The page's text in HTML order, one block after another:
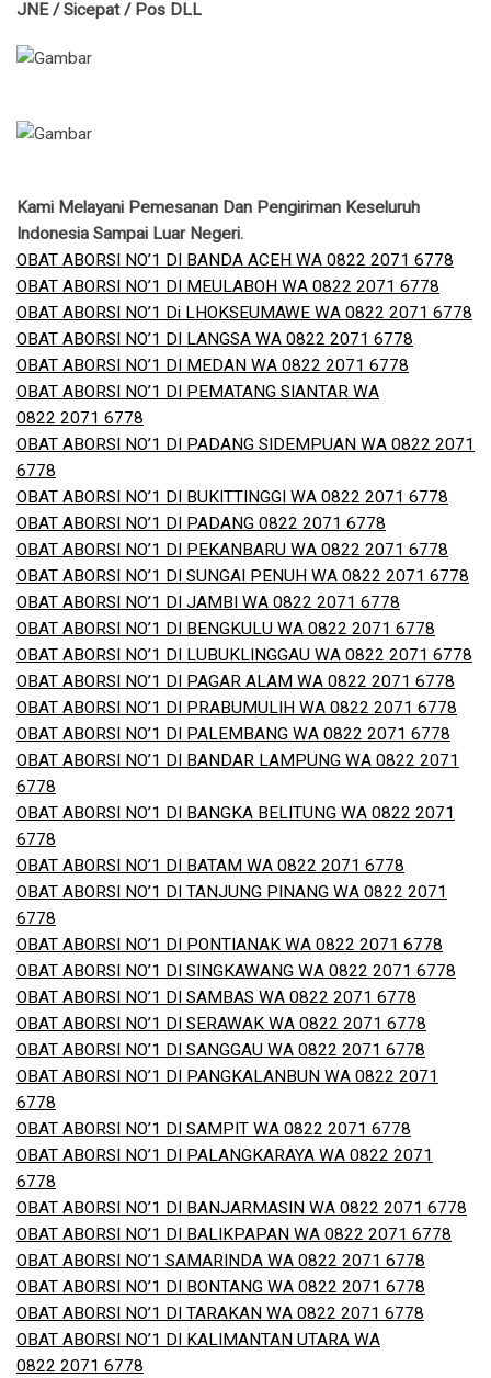
JNE / Sicepat / Pos DLL
Kami Melayani Pemesanan Dan Pengiriman Keseluruh
Indonesia Sampai Luar Negeri.
OBAT ABORSI NO’1 DI BANDA ACEH WA 0822 2071 6778
OBAT ABORSI NO’1 DI MEULABOH WA 0822 2071 6778
OBAT ABORSI NO’1 Di LHOKSEUMAWE WA 0822 2071 6778
OBAT ABORSI NO’1 DI LANGSA WA 0822 2071 6778
OBAT ABORSI NO’1 DI MEDAN WA 0822 2071 6778
OBAT ABORSI NO’1 DI PEMATANG SIANTAR WA
0822 2071 6778
OBAT ABORSI NO’1 DI PADANG SIDEMPUAN WA 0822 2071
6778
OBAT ABORSI NO’1 DI BUKITTINGGI WA 0822 2071 6778
OBAT ABORSI NO’1 DI PADANG 0822 2071 6778
OBAT ABORSI NO’1 DI PEKANBARU WA 0822 2071 6778
OBAT ABORSI NO’1 DI SUNGAI PENUH WA 0822 2071 6778
OBAT ABORSI NO’1 DI JAMBI WA 0822 2071 6778
OBAT ABORSI NO’1 DI BENGKULU WA 0822 2071 6778
OBAT ABORSI NO’1 DI LUBUKLINGGAU WA 0822 2071 6778
OBAT ABORSI NO’1 DI PAGAR ALAM WA 0822 2071 6778
OBAT ABORSI NO’1 DI PRABUMULIH WA 0822 2071 6778
OBAT ABORSI NO’1 DI PALEMBANG WA 0822 2071 6778
OBAT ABORSI NO’1 DI BANDAR LAMPUNG WA 0822 2071
6778
OBAT ABORSI NO’1 DI BANGKA BELITUNG WA 0822 2071
6778
OBAT ABORSI NO’1 DI BATAM WA 0822 2071 6778
OBAT ABORSI NO’1 DI TANJUNG PINANG WA 0822 2071
6778
OBAT ABORSI NO’1 DI PONTIANAK WA 0822 2071 6778
OBAT ABORSI NO’1 DI SINGKAWANG WA 0822 2071 6778
OBAT ABORSI NO’1 DI SAMBAS WA 0822 2071 6778
OBAT ABORSI NO’1 DI SERAWAK WA 0822 2071 6778
OBAT ABORSI NO’1 DI SANGGAU WA 0822 2071 6778
OBAT ABORSI NO’1 DI PANGKALANBUN WA 0822 2071
6778
OBAT ABORSI NO’1 DI SAMPIT WA 0822 2071 6778
OBAT ABORSI NO’1 DI PALANGKARAYA WA 0822 2071
6778
OBAT ABORSI NO’1 DI BANJARMASIN WA 0822 2071 6778
OBAT ABORSI NO’1 DI BALIKPAPAN WA 0822 2071 6778
OBAT ABORSI NO’1 SAMARINDA WA 0822 2071 6778
OBAT ABORSI NO’1 DI BONTANG WA 0822 2071 6778
OBAT ABORSI NO’1 DI TARAKAN WA 0822 2071 6778
OBAT ABORSI NO’1 DI KALIMANTAN UTARA WA
0822 2071 6778